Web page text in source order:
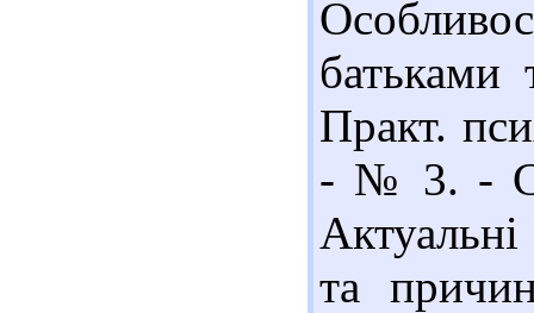
батьками
Практ.
- № 3. - С.
та